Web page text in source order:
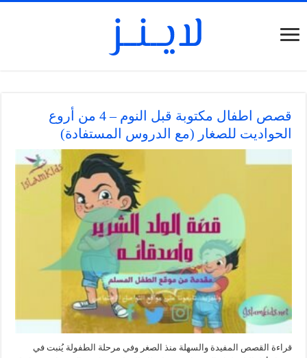
قصص اطفال مكتوبة قبل النوم – 4 من أروع
الحواديت للصغار (مع الدروس المستفادة)
قراءة القصص المفيدة والسهلة منذ الصغر وفي مرحلة الطفولة يُنبت في